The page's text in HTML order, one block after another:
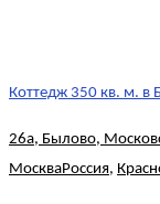
Коттедж 350 кв. м. в
26а, Былово,
МоскваРоссия,